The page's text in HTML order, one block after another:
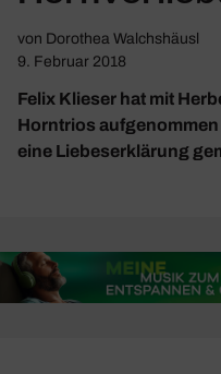
von Dorothea Walchshäusl
9. Februar 2018
Felix Klieser hat mit
Horntrios
eine Liebeserklärung